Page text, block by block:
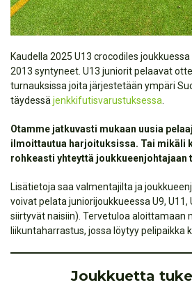
Kaudella 2025 U13 crocodiles
2013 syntyneet. U13 juniorit pelaavat
turnauksissa joita järjestetään ympäri
täydessä jenkkifutisvarustuksessa
Otamme jatkuvasti mukaan uusia
ilmoittautua harjoituksissa. Tai mikäli
rohkeasti yhteyttä joukkueenjohtajaan
Lisätietoja saa valmentajilta ja
voivat pelata juniorijoukkueessa U9, U11,
siirtyvät naisiin). Tervetuloa aloittamaan
liikuntaharrastus, jossa löytyy pelipaikka
Joukkuetta